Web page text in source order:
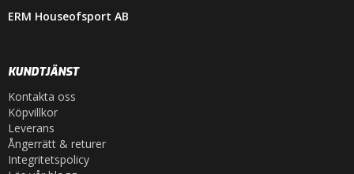
ERM Houseofsport AB
KUNDTJÄNST
Kontakta oss
Köpvillkor
Leverans
Ångerrätt & returer
Integritetspolicy